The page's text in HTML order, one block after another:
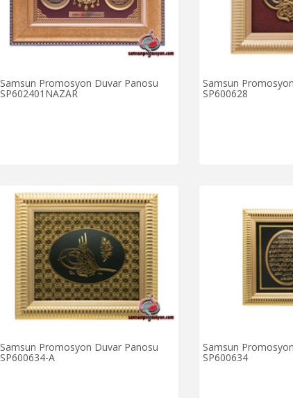
Samsun Promosyon Duvar Panosu
SP602401NAZAR
Samsun
SP600628
Samsun Promosyon Duvar Panosu
SP600634-A
Samsun
SP600634